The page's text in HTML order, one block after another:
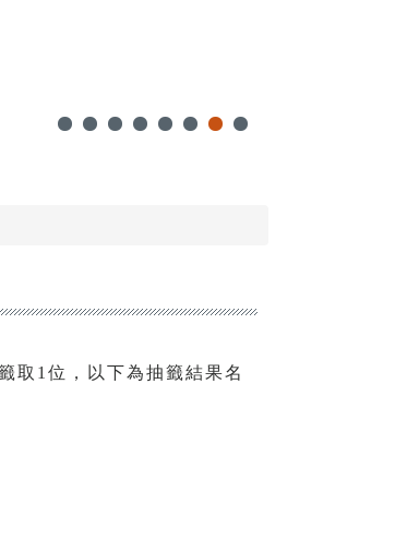
取1位，以下為抽籤結果名